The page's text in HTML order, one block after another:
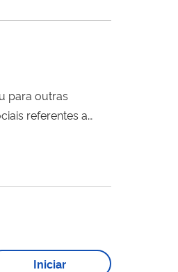
para outras
referentes a
Aferição de
Iniciar